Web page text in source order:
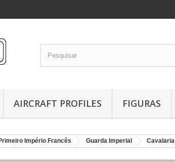
AIRCRAFT PROFILES FIGURAS
Império Francês Guarda Imperial Cavalaria